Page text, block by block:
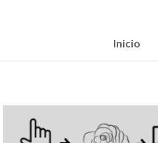
Inicio